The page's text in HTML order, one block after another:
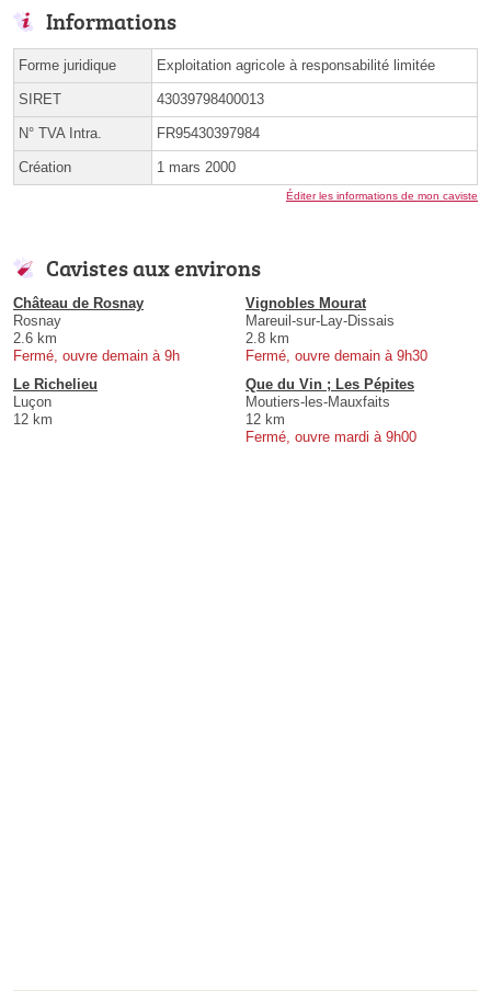
Informations
Forme juridique Exploitation agricole à responsabilité limitée
SIRET 43039798400013
N° TVA Intra. FR95430397984
Création 1 mars 2000
Éditer les informations de mon caviste
Cavistes aux environs
Château de Rosnay
Rosnay
2.6 km
Fermé, ouvre demain à 9h
Vignobles Mourat
Mareuil-sur-Lay-Dissais
2.8 km
Fermé, ouvre demain à 9h30
Le Richelieu
Luçon
12 km
Que du Vin ; Les Pépites
Moutiers-les-Mauxfaits
12 km
Fermé, ouvre mardi à 9h00